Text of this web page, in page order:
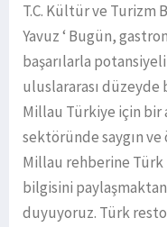
T.C. Kültür ve Turizm
Yavuz ‘ Bugün,
başarılarla
uluslararası düzeyde
Millau Türkiye için bir
sektöründe saygın
Millau rehberine Türk
bilgisini
duyuyoruz. Türk